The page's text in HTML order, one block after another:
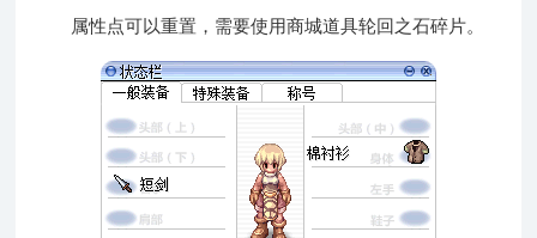
属性点可以重置，需要使用商城道具轮回之石碎片。